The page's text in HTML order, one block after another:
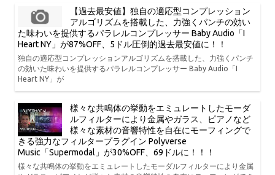
【過去最安値】独自の適応型コンプレッション
アルゴリズムを搭載した、力強くパンチの効い
た味わいを提供するパラレルコンプレッサー Baby Audio「I
Heart NY」が87%OFF、5ドル圧倒的過去最安値に！！
独自の適応型コンプレッションアルゴリズムを搭載した、力強くパンチ
の効いた味わいを提供するパラレルコンプレッサー Baby Audio「I
Heart NY」が
様々な共鳴体の挙動をエミュレートしたモーダ
ルフィルターにより金属やガラス、ピアノなど
様々な素材の音響特性を自在にモーフィングで
きる強力なフィルタープラグイン Polyverse
Music「Supermodal」が30%OFF、69ドルに！！！
様々な共鳴体の挙動をエミュレートしたモーダルフィルターにより金属